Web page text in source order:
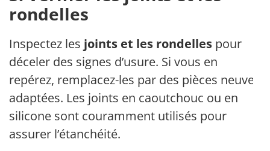
rondelles
Inspectez les joints et les rondelles pour
déceler des signes d’usure. Si vous en
repérez, remplacez-les par des pièces neuves
adaptées. Les joints en caoutchouc ou en
silicone sont couramment utilisés pour
assurer l’étanchéité.